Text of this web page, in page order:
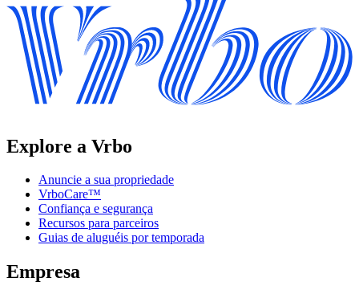
Explore a Vrbo
Anuncie a sua propriedade
VrboCare™
Confiança e segurança
Recursos para parceiros
Guias de aluguéis por temporada
Empresa